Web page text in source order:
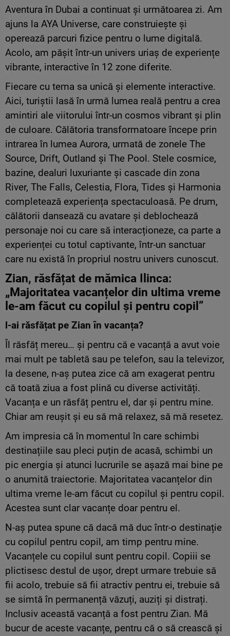
Aventura în Dubai a continuat și următoarea zi. Am
ajuns la AYA Universe, care construiește și
operează parcuri fizice pentru o lume digitală.
Acolo, am pășit într-un univers uriaș de experiențe
vibrante, interactive în 12 zone diferite.
Fiecare cu tema sa unică și elemente interactive.
Aici, turiștii lasă în urmă lumea reală pentru a crea
amintiri ale viitorului într-un cosmos vibrant și plin
de culoare. Călătoria transformatoare începe prin
intrarea în lumea Aurora, urmată de zonele The
Source, Drift, Outland și The Pool. Stele cosmice,
bazine, dealuri luxuriante și cascade din zona
River, The Falls, Celestia, Flora, Tides și Harmonia
completează experiența spectaculoasă. Pe drum,
călătorii dansează cu avatare și deblochează
personaje noi cu care să interacționeze, ca parte a
experienței cu totul captivante, într-un sanctuar
care nu există în propriul nostru univers cunoscut.
Zian, răsfățat de mămica Ilinca:
„Majoritatea vacanțelor din ultima vreme
le-am făcut cu copilul și pentru copil”
l-ai răsfățat pe Zian în vacanța?
Îl răsfăț mereu… și pentru că e vacanță a avut voie
mai mult pe tabletă sau pe telefon, sau la televizor,
la desene, n-aș putea zice că am exagerat pentru
că toată ziua a fost plină cu diverse activități.
Vacanța e un răsfăț pentru el, dar și pentru mine.
Chiar am reușit și eu să mă relaxez, să mă resetez.
Am impresia că în momentul în care schimbi
destinațiile sau pleci puțin de acasă, schimbi un
pic energia și atunci lucrurile se așază mai bine pe
o anumită traiectorie. Majoritatea vacanțelor din
ultima vreme le-am făcut cu copilul și pentru copil.
Acestea sunt clar vacanțe doar pentru el.
N-aș putea spune că dacă mă duc într-o destinație
cu copilul pentru copil, am timp pentru mine.
Vacanțele cu copilul sunt pentru copil. Copiii se
plictisesc destul de ușor, drept urmare trebuie să
fii acolo, trebuie să fii atractiv pentru ei, trebuie să
se simtă în permanență văzuți, auziți și distrați.
Inclusiv această vacanță a fost pentru Zian. Mă
bucur de aceste vacanțe, pentru că o să crească și